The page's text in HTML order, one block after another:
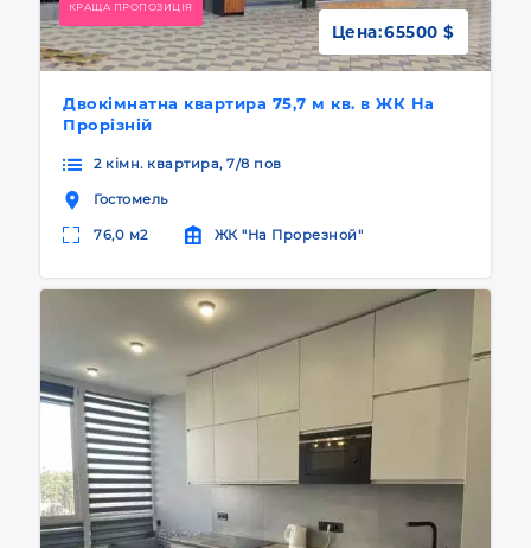
КРАЩА ПРОПОЗИЦІЯ
Двокімнатна квартира 75,7 м кв. в ЖК На
Прорізній
Цена:65500 $
2 кімн. квартира, 7/8 пов
Гостомель
76,0 м2 ЖК "На Прорезной"